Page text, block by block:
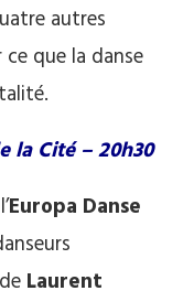
autres
que la danse
la Cité – 20h30
Europa Danse
Laurent